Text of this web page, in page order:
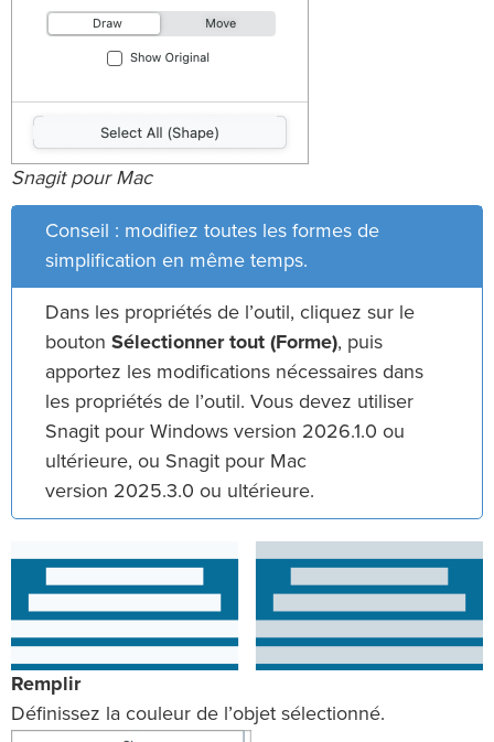
Snagit pour Mac
Conseil : modifiez toutes les formes de
simplification en même temps.
Dans les propriétés de l’outil, cliquez sur le
bouton Sélectionner tout (Forme), puis
apportez les modifications nécessaires dans
les propriétés de l’outil. Vous devez utiliser
Snagit pour Windows version 2026.1.0 ou
ultérieure, ou Snagit pour Mac
version 2025.3.0 ou ultérieure.
Remplir
Définissez la couleur de l’objet sélectionné.